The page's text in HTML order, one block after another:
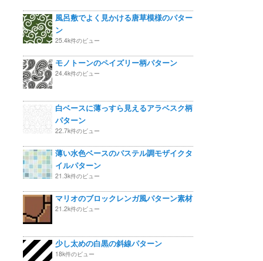
風呂敷でよく見かける唐草模様のパター
ン
25.4k件のビュー
モノトーンのペイズリー柄パターン
24.4k件のビュー
白ベースに薄っすら見えるアラベスク柄
パターン
22.7k件のビュー
薄い水色ベースのパステル調モザイクタ
イルパターン
21.3k件のビュー
マリオのブロックレンガ風パターン素材
21.2k件のビュー
少し太めの白黒の斜線パターン
18k件のビュー